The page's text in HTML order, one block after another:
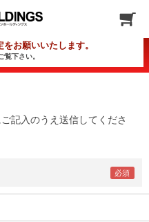
お願いいたします。
覧下さい。
記入のうえ送信してくださ